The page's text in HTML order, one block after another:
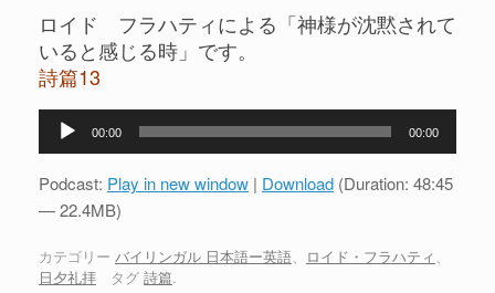
ロイド フラハティによる「神様が沈黙されて
いると感じる時」です。
詩篇13
プ
ヤ
ー
00:00 00:00
Podcast: Play in new window | Download (Duration: 48:45
— 22.4MB)
カテゴリー バイリンガル 日本語ー英語、 ロイド・フラハティ、
日夕礼拝 タグ 詩篇.